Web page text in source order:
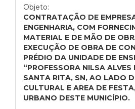
Objeto:
CONTRATAÇÃO DE
ENGENHARIA, COM
MATERIAL E DE MÃO DE
EXECUÇÃO DE OBRA DE
PRÉDIO DA UNIDADE DE
“PROFESSORA NILSA ALVES
SANTA RITA, SN, AO LADO
CULTURAL E AREA DE
URBANO DESTE MUNICÍPIO.